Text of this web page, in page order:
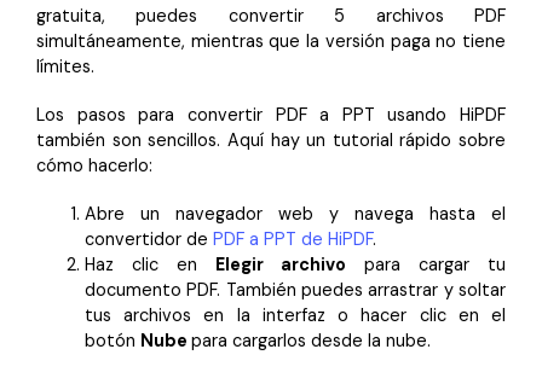
gratuita, puedes convertir 5 archivos PDF
simultáneamente, mientras que la versión paga no tiene
límites.
Los pasos para convertir PDF a PPT usando HiPDF
también son sencillos. Aquí hay un tutorial rápido sobre
cómo hacerlo:
Abre un navegador web y navega hasta el
convertidor de PDF a PPT de HiPDF.
Haz clic en
Elegir archivo
para cargar tu
documento PDF. También puedes arrastrar y soltar
tus archivos en la interfaz o hacer clic en el
botón Nube para cargarlos desde la nube.